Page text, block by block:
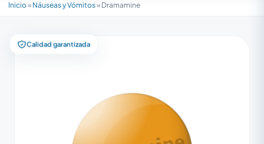
Inicio» Náuseas y Vómitos» Dramamine
Calidad garantizada